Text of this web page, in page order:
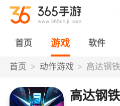
首页 游戏 软件
首页 动作游戏 高达钢
高达钢